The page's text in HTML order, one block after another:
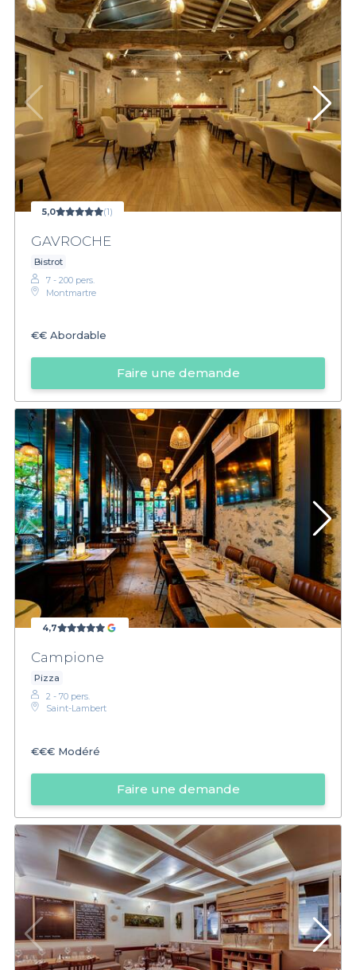
5,0 (1)
GAVROCHE
Bistrot
7 - 200 pers.
Montmartre
€€ Abordable
Faire une demande
4,7
Campione
Pizza
2 - 70 pers.
Saint-Lambert
€€€ Modéré
Faire une demande